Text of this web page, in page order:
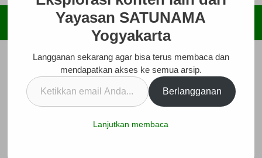
Menu
Yayasan SATUNAMA
Yogyakarta
Langganan sekarang agar bisa terus membaca dan
mendapatkan akses ke semua arsip.
Ketikkan
email
Berlangganan
Lanjutkan membaca